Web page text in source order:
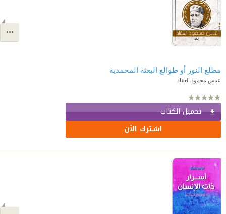
مطلع النور أو طوالع البعثة المحمدية
عباس محمود العقاد
تحميل الكتاب
اشترك الآن